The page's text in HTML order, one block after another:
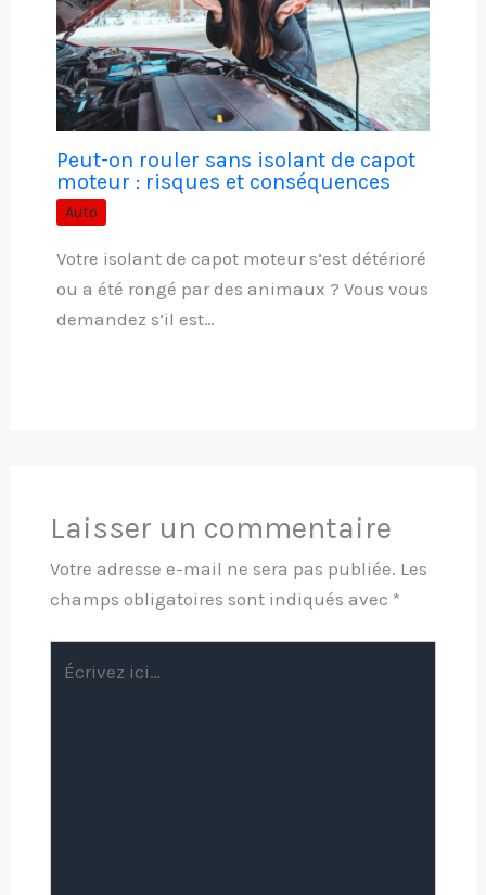
Peut-on rouler sans isolant de capot
moteur : risques et conséquences
Auto
Votre isolant de capot moteur s’est détérioré
ou a été rongé par des animaux ? Vous vous
demandez s’il est…
Laisser un commentaire
Votre adresse e-mail ne sera pas publiée. Les
champs obligatoires sont indiqués avec *